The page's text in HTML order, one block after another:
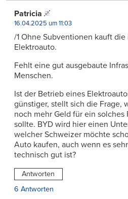
Patricia
16.04.2025 um 11:03
/1 Ohne Subventionen kauft
Elektroauto.
Fehlt eine gut ausgebaute
Menschen.
Ist der Betrieb eines
günstiger, stellt sich die Frage,
noch mehr Geld für ein solches
sollte. BYD wird hier einen
welcher Schweizer möchte
Auto kaufen, auch wenn es
technisch gut ist?
Antworten
6 Antworten